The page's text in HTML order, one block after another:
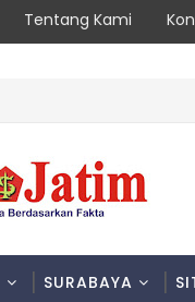
Tentang Kami
SURABAYA